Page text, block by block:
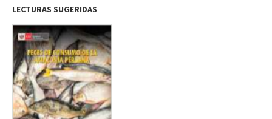
LECTURAS SUGERIDAS